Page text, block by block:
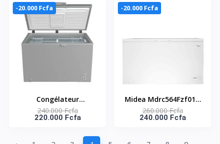
-20.000 Fcfa
Congélateur
horizontal une porte
Inverter Midea – 340L –
2 paniers à l’intérieur –
240.000 Fcfa
220.000 Fcfa
-20.000 Fcfa
Midea Mdrc564Fzf01 -
Congelateur
Horizontal Midea -
260.000 Fcfa
240.000 Fcfa